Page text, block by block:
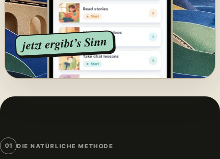
jetzt ergibt’s Sinn
01 DIE NATÜRLICHE METHODE